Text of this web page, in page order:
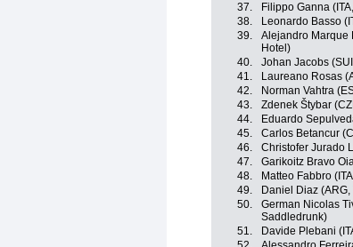
37.
Filippo Ganna
38.
Leonardo Basso
39.
Alejandro Marque
Hotel)
40. Johan Jacobs
41.
Laureano Rosas
42.
Norman Vahtra
43.
Zdenek Štybar
44.
Eduardo
45.
Carlos Betancur
46.
Christofer Jurado
47.
Garikoitz Bravo
48.
Matteo Fabbro
49.
Daniel Diaz
50.
German Nicolas
Saddledrunk)
51. Davide Plebani